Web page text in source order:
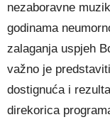
nezaboravne
godinama
zalaganja uspjeh
važno je
dostignuća i
direkorica